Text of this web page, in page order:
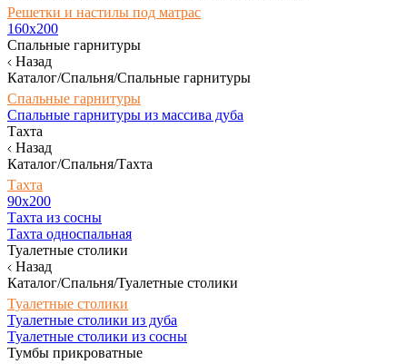
Решетки и настилы под матрас
160х200
Спальные гарнитуры
Назад
Каталог/Спальня/Спальные гарнитуры
Спальные гарнитуры
Спальные гарнитуры из массива дуба
Тахта
Назад
Каталог/Спальня/Тахта
Тахта
90х200
Тахта из сосны
Тахта односпальная
Туалетные столики
Назад
Каталог/Спальня/Туалетные столики
Туалетные столики
Туалетные столики из дуба
Туалетные столики из сосны
Тумбы прикроватные